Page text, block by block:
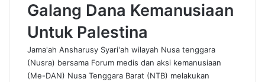
Galang Dana Kemanusiaan
Untuk Palestina
Jama'ah Ansharusy Syari'ah wilayah Nusa tenggara
(Nusra) bersama Forum medis dan aksi kemanusiaan
(Me-DAN) Nusa Tenggara Barat (NTB) melakukan